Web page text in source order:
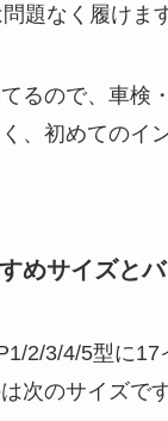
題なく履けます
るので、車検
、初めてのイ
めサイズと
2/3/4/5型に17
次のサイズです